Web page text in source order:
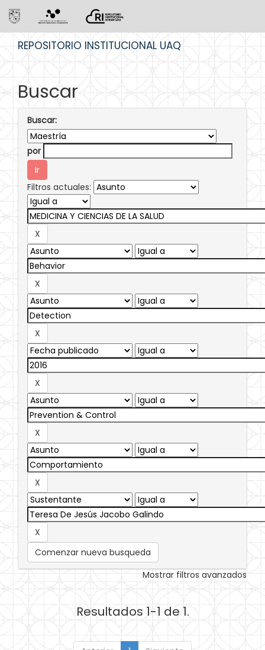
REPOSITORIO INSTITUCIONAL UAQ
Buscar
Buscar:
por
Filtros actuales:
Comenzar nueva busqueda
Mostrar filtros avanzados
Resultados 1-1 de 1.